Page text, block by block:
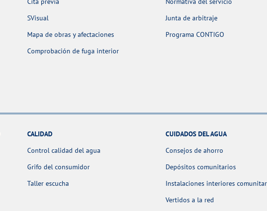
SVisual
Mapa de obras y afectaciones
Comprobación de fuga interior
Junta de arbitraje
Programa CONTIGO
CALIDAD
Control calidad del agua
Grifo del consumidor
Taller escucha
CUIDADOS DEL AGUA
Consejos de ahorro
Depósitos comunitarios
Instalaciones interiores
Vertidos a la red